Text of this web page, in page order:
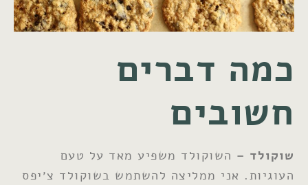
כמה דברים
חשובים
שוקולד – השוקולד משפיע מאד על טעם
העוגיות. אני ממליצה להשתמש בשוקולד צ׳יפס